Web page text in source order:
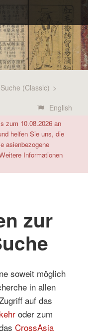
(Classic) >
English
zum 10.08.2026 an
helfen Sie uns, die
asienbezogene
Informationen
zur
soweit möglich
in allen
auf das
oder zum
CrossAsia